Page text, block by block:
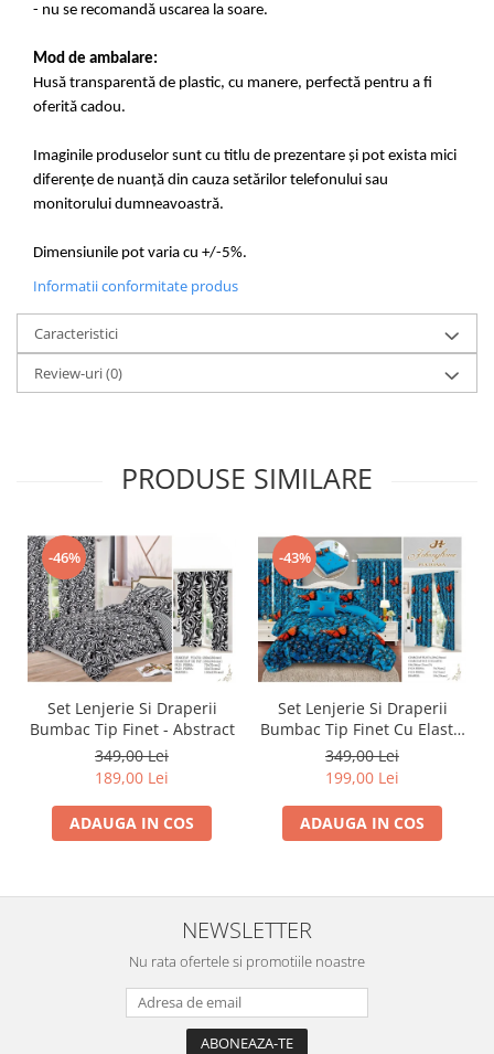
- nu se recomandă uscarea la soare.
Mod de ambalare:
Husă transparentă de plastic, cu manere, perfectă pentru a fi
oferită cadou.
Imaginile produselor sunt cu titlu de prezentare și pot exista mici
diferențe de nuanță din cauza setărilor telefonului sau
monitorului dumneavoastră.
Dimensiunile pot varia cu +/-5%.
Informatii conformitate produs
Caracteristici
Review-uri(0)
PRODUSE SIMILARE
-46%
Set Lenjerie Si Draperii
Bumbac Tip Finet - Abstract
349,00 Lei
189,00 Lei
ADAUGA IN COS
-43%
Set Lenjerie Si Draperii
Bumbac Tip Finet Cu Elastic
- Dansul Fluturilor
349,00 Lei
199,00 Lei
ADAUGA IN COS
NEWSLETTER
Nu rata ofertele si promotiile noastre